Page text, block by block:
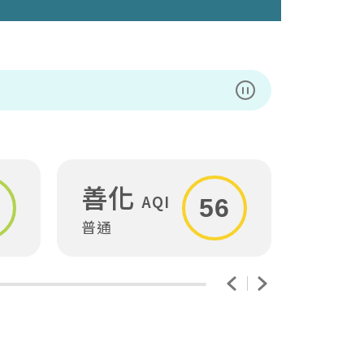
暫停播放
善化 AQI
普通
56